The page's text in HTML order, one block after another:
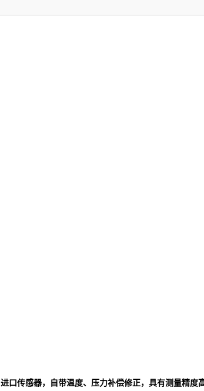
口传感器，自带温度、压力补偿修正，具有测量精度